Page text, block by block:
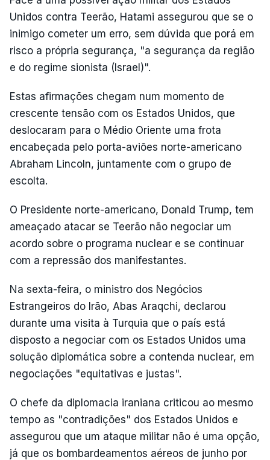
Unidos contra Teerão, Hatami assegurou que se o
inimigo cometer um erro, sem dúvida que porá em
risco a própria segurança, "a segurança da região
e do regime sionista (Israel)".
Estas afirmações chegam num momento de
crescente tensão com os Estados Unidos, que
deslocaram para o Médio Oriente uma frota
encabeçada pelo porta-aviões norte-americano
Abraham Lincoln, juntamente com o grupo de
escolta.
O Presidente norte-americano, Donald Trump, tem
ameaçado atacar se Teerão não negociar um
acordo sobre o programa nuclear e se continuar
com a repressão dos manifestantes.
Na sexta-feira, o ministro dos Negócios
Estrangeiros do Irão, Abas Araqchi, declarou
durante uma visita à Turquia que o país está
disposto a negociar com os Estados Unidos uma
solução diplomática sobre a contenda nuclear, em
negociações "equitativas e justas".
O chefe da diplomacia iraniana criticou ao mesmo
tempo as "contradições" dos Estados Unidos e
assegurou que um ataque militar não é uma opção,
já que os bombardeamentos aéreos de junho por